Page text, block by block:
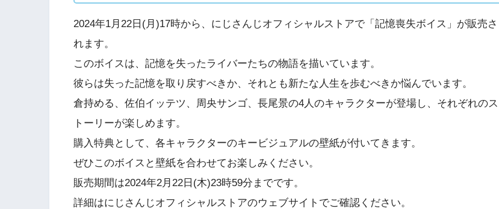
2024年1月22日(月)17時から、にじさんじオフィシャルストアで「記憶喪失ボイス」が販売さ
れます。
このボイスは、記憶を失ったライバーたちの物語を描いています。
彼らは失った記憶を取り戻すべきか、それとも新たな人生を歩むべきか悩んでいます。
倉持める、佐伯イッテツ、周央サンゴ、長尾景の4人のキャラクターが登場し、それぞれのス
トーリーが楽しめます。
購入特典として、各キャラクターのキービジュアルの壁紙が付いてきます。
ぜひこのボイスと壁紙を合わせてお楽しみください。
販売期間は2024年2月22日(木)23時59分までです。
詳細はにじさんじオフィシャルストアのウェブサイトでご確認ください。